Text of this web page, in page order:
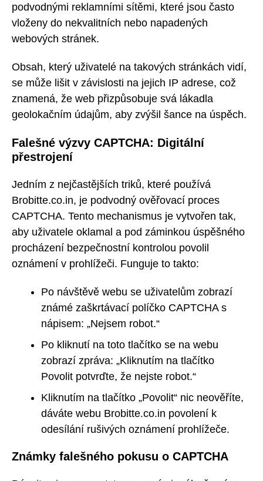
podvodnými reklamními sítěmi, které jsou často
vloženy do nekvalitních nebo napadených
webových stránek.
Obsah, který uživatelé na takových stránkách vidí,
se může lišit v závislosti na jejich IP adrese, což
znamená, že web přizpůsobuje svá lákadla
geolokačním údajům, aby zvýšil šance na úspěch.
Falešné výzvy CAPTCHA: Digitální
přestrojení
Jedním z nejčastějších triků, které používá
Brobitte.co.in, je podvodný ověřovací proces
CAPTCHA. Tento mechanismus je vytvořen tak,
aby uživatele oklamal a pod záminkou úspěšného
procházení bezpečnostní kontrolou povolil
oznámení v prohlížeči. Funguje to takto:
Po návštěvě webu se uživatelům zobrazí
známé zaškrtávací políčko CAPTCHA s
nápisem: „Nejsem robot.“
Po kliknutí na toto tlačítko se na webu
zobrazí zpráva: „Kliknutím na tlačítko
Povolit potvrďte, že nejste robot.“
Kliknutím na tlačítko „Povolit“ nic neověříte,
dáváte webu Brobitte.co.in povolení k
odesílání rušivých oznámení prohlížeče.
Známky falešného pokusu o CAPTCHA